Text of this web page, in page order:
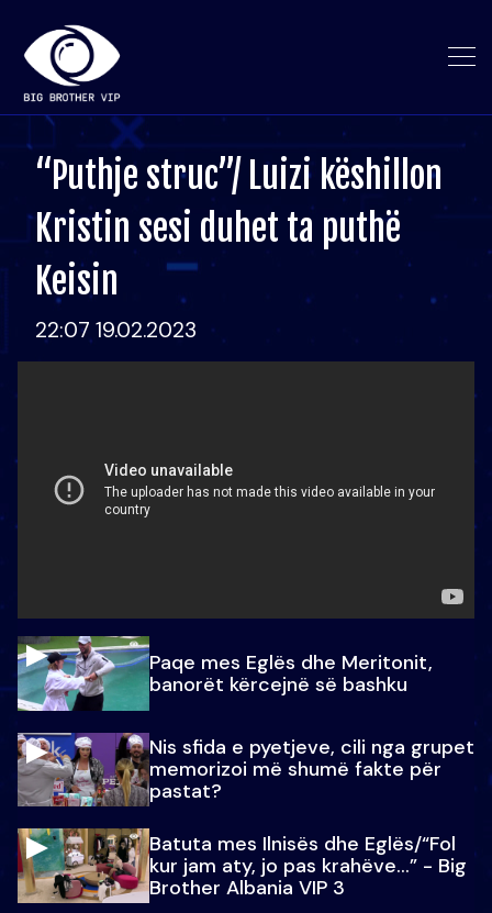
“Puthje struc”/ Luizi këshillon
Kristin sesi duhet ta puthë
Keisin
22:07 19.02.2023
Paqe mes Eglës dhe Meritonit,
banorët kërcejnë së bashku
Nis sfida e pyetjeve, cili nga grupet
memorizoi më shumë fakte për
pastat?
Batuta mes Ilnisës dhe Eglës/“Fol
kur jam aty, jo pas krahëve…” - Big
Brother Albania VIP 3